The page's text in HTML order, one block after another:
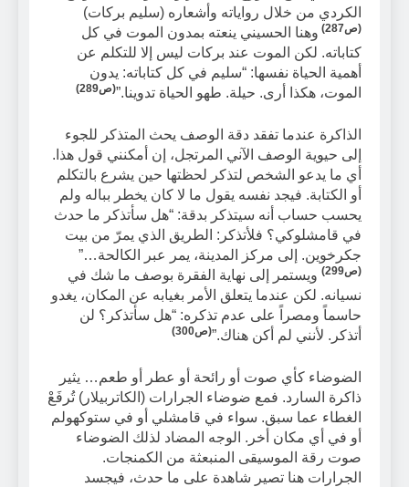
الكردي من خلال رواياته وأشعاره (سليم بركات)
(ص287)
وهنا الحسيني ينعته بمدون الموت في كل
كتاباته. لكن الموت عند بركات ليس إلا للتكلم عن
أهمية الحياة نفسها: “سليم في كل كتاباته: يدون
الموت، هكذا أرى. حيلة. طهو الحياة تدوينا.”(ص289)
الذاكرة عندما تفقد دقة الوصف يحث المتذكر للجوء
إلى حيوية الوصف الآني المرتجل، إن أمكنني قول هذا.
أي ما يدعو الشخص لتذكر لحظتها حين يشرع بالتكلم
أو الكتابة. فيجد نفسه يقول ما لا كان يخطر بباله ولم
يحسب حساب أنه سيتذكر بدقة: “هل سأتذكر ما حدث
في قامشلوكي؟ فلأتذكر: الطريق الذي يمرّ من بيت
جكرخوين. إلى مركز المدينة، يمر عبر الكالحة…”
(ص299)
ويستمر إلى نهاية الفقرة بوصف ما شك في
نسيانه. لكن عندما يتعلق الأمر بغيابه عن المكان، يغدو
حاسماً ومصراً على عدم تذكره: “هل سأتذكر؟ لن
أتذكر. لأنني لم أكن هناك.”(ص300)
الضوضاء كأي صوت أو رائحة أو عطر أو طعم… يثير
ذاكرة السارد. فمع ضوضاء الجرارات (الكاتربيلار) تُرفَعْ
الغطاء عما سبق. سواء في قامشلي أو في ستوكهولم
أو في أي مكان أخر. الوجه المضاد لذلك الضوضاء
صوت رقة الموسيقى المنبعثة من الكمنجات.
الجرارات هنا تصير شاهدة على ما حدث، فيجسد